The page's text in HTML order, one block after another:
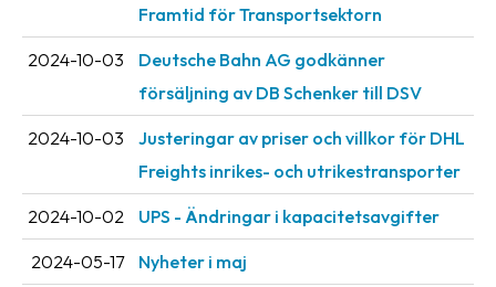
Framtid för Transportsektorn
2024-10-03
Deutsche Bahn AG godkänner
försäljning av DB Schenker till DSV
2024-10-03
Justeringar av priser och villkor för DHL
Freights inrikes- och utrikestransporter
2024-10-02 UPS - Ändringar i kapacitetsavgifter
2024-05-17 Nyheter i maj